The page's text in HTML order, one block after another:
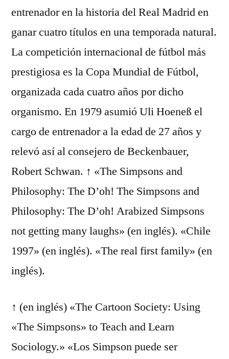
entrenador en la historia del Real Madrid en
ganar cuatro títulos en una temporada natural.
La competición internacional de fútbol más
prestigiosa es la Copa Mundial de Fútbol,
organizada cada cuatro años por dicho
organismo. En 1979 asumió Uli Hoeneß el
cargo de entrenador a la edad de 27 años y
relevó así al consejero de Beckenbauer,
Robert Schwan. ↑ «The Simpsons and
Philosophy: The D’oh! The Simpsons and
Philosophy: The D’oh! Arabized Simpsons
not getting many laughs» (en inglés). «Chile
1997» (en inglés). «The real first family» (en
inglés).
↑ (en inglés) «The Cartoon Society: Using
«The Simpsons» to Teach and Learn
Sociology.» «Los Simpson puede ser